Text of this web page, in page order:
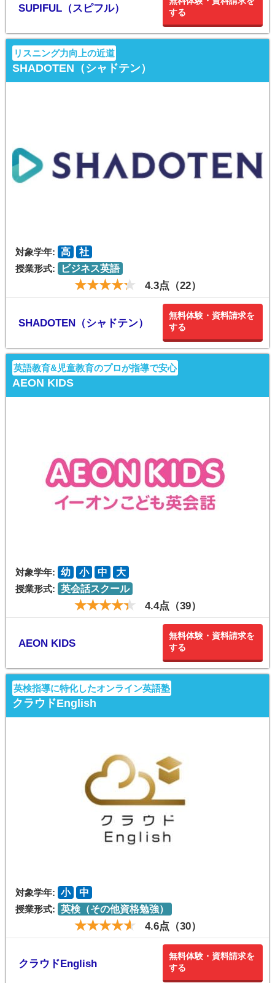
SUPIFUL（スピフル）
する
リスニング力向上の近道
SHADOTEN（シャドテン）
対象学年: 高
社
授業形式:
ビジネス英語
4.3点（22）
SHADOTEN（シャドテン）
無料体験・資料請求を
する
英語教育&児童教育のプロが指導で安心
AEON KIDS
対象学年: 幼 小 中
大
授業形式: 英会話スクール
4.4点（39）
AEON KIDS
無料体験・資料請求を
する
英検指導に特化したオンライン英語塾
クラウドEnglish
対象学年: 小
中
授業形式: 英検（その他資格勉強）
4.6点（30）
クラウドEnglish
無料体験・資料請求を
する